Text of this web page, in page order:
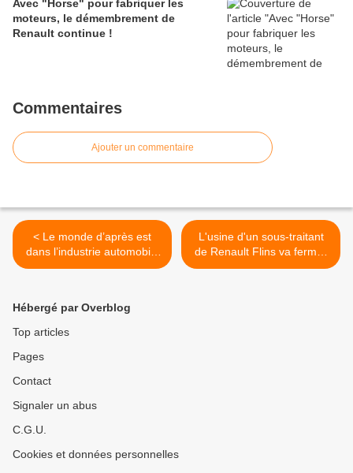
Avec "Horse" pour fabriquer les
moteurs, le démembrement de
Renault continue !
Commentaires
Ajouter un commentaire
< Le monde d’après est
dans l’industrie automobile
pire qu’avant.
L'usine d'un sous-traitant
de Renault Flins va fermer
à Rosny >
Hébergé par Overblog
Top articles
Pages
Contact
Signaler un abus
C.G.U.
Cookies et données personnelles